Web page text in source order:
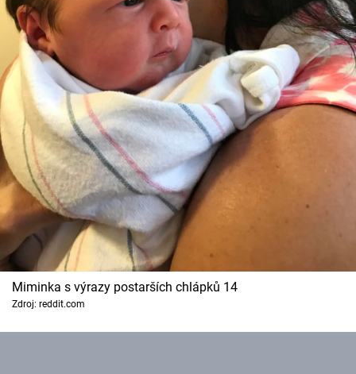
Miminka s výrazy postarších chlápků 14
Zdroj: reddit.com